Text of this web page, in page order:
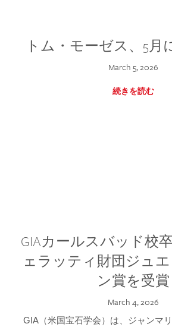
トム・モーゼス、5月
March 5, 2026
続きを読む
GIAカールスバッド校
ェラッティ財団ジュ
ン賞を受賞
March 4, 2026
GIA（米国宝石学会）は、ジャンマ